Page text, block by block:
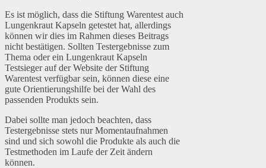
Es ist möglich, dass die Stiftung Warentest auch
Lungenkraut Kapseln getestet hat, allerdings
können wir dies im Rahmen dieses Beitrags
nicht bestätigen. Sollten Testergebnisse zum
Thema oder ein Lungenkraut Kapseln
Testsieger auf der Website der Stiftung
Warentest verfügbar sein, können diese eine
gute Orientierungshilfe bei der Wahl des
passenden Produkts sein.
Dabei sollte man jedoch beachten, dass
Testergebnisse stets nur Momentaufnahmen
sind und sich sowohl die Produkte als auch die
Testmethoden im Laufe der Zeit ändern
können.